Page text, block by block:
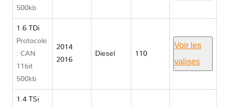
500kb
1.6 TDi
Protocole
: CAN
11bit
500kb
2014
2016
Diesel 110
Voir les
valises
1.4 TSi